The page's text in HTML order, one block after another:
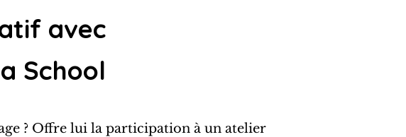
avec
School
? Offre lui la participation à un atelier